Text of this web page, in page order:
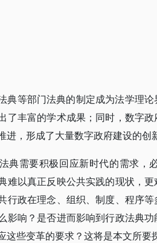
典等部门法典的制定成为法学理
了丰富的学术成果；同时，数字
进，形成了大量数字政府建设的创
典需要积极回应新时代的需求，
难以真正反映公共实践的现状，
行政在理念、组织、制度、程序
影响？是否进而影响到行政法典
这些变革的要求？这将是本文所要